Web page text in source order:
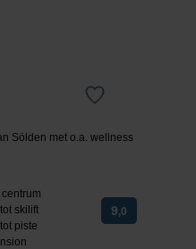
Sölden met o.a. wellness
skilift
piste
9,0